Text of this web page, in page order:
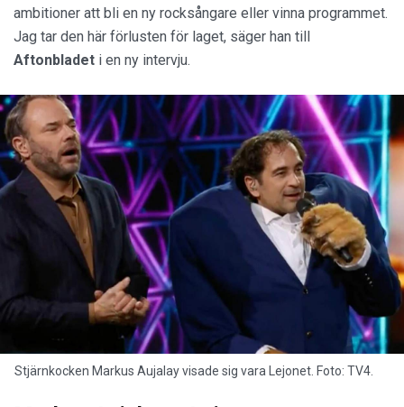
ambitioner att bli en ny rocksångare eller vinna programmet.
Jag tar den här förlusten för laget, säger han till
Aftonbladet i en ny intervju.
Stjärnkocken Markus Aujalay visade sig vara Lejonet. Foto: TV4.